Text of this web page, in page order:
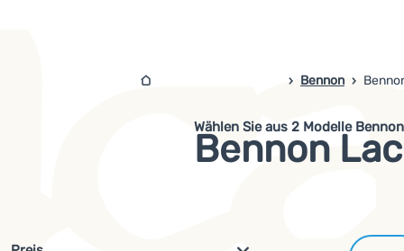
4campingshop.de
Bennon
Bennon
Wählen Sie aus 2 Modelle